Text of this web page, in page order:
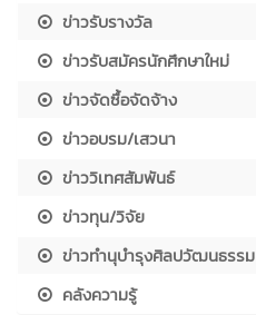
ข่าวรับรางวัล
ข่าวรับสมัครนักศึกษาใหม่
ข่าวจัดซื้อจัดจ้าง
ข่าวอบรม/เสวนา
ข่าววิเทศสัมพันธ์
ข่าวทุน/วิจัย
ข่าวทำนุบำรุงศิลปวัฒนธรรม
คลังความรู้